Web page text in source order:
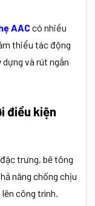
AACcó nhiều
thiểu tác động
và rút ngắn
điều kiện
trưng, bê tông
năng chống chịu
công trình.